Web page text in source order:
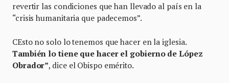
revertir las condiciones que han llevado al país en la
“crisis humanitaria que padecemos”.
CEsto no solo lo tenemos que hacer en la iglesia.
También lo tiene que hacer el gobierno de López
Obrador”, dice el Obispo emérito.